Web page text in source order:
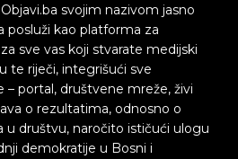
svojim nazivom jasno
posluži kao platforma za
sve vas koji stvarate medijski
te riječi, integrišući sve
portal, društvene mreže, živi
o rezultatima, odnosno o
društvu, naročito ističući ulogu
demokratije u Bosni i